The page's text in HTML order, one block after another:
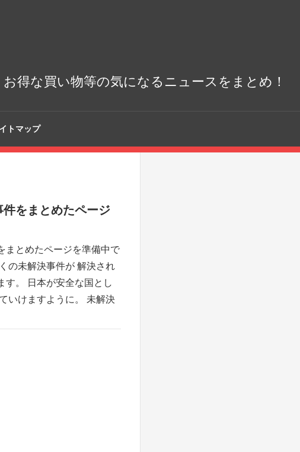
得な買い物等の気になるニュースをまとめ！
トマップ
をまとめたページ
まとめたページを準備中で
の未解決事件が 解決され
す。 日本が安全な国とし
いけますように。 未解決